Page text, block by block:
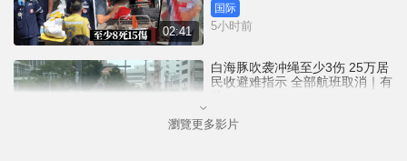
02:41
国际
5小时前
白海豚吹袭冲绳至少3伤 25万居
民收避难指示 全部航班取消｜有
国际
瀏覽更多影片